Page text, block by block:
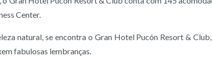
Center.
natural, se encontra o Gran Hotel Pucón Resort &
fabulosas lembranças.